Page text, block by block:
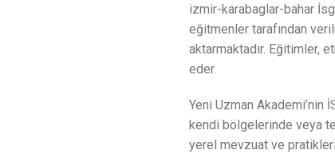
izmir-karabaglar-bahar
eğitmenler tarafından
aktarmaktadır. Eğitimler,
eder.
Yeni Uzman Akademi’nin
kendi bölgelerinde veya
yerel mevzuat ve pratikleri